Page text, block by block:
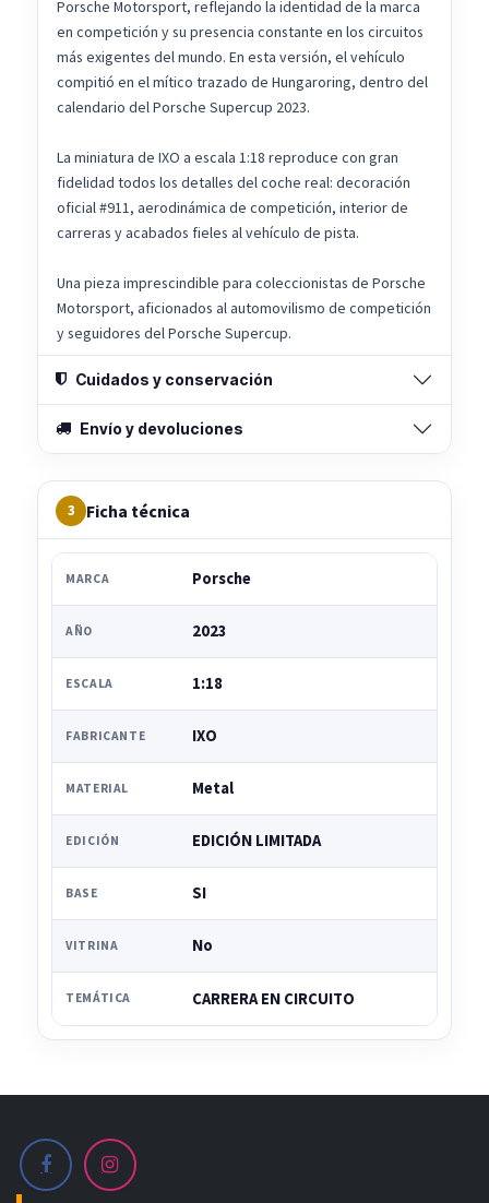
Porsche Motorsport, reflejando la identidad de la marca
en competición y su presencia constante en los circuitos
más exigentes del mundo. En esta versión, el vehículo
compitió en el mítico trazado de Hungaroring, dentro del
calendario del Porsche Supercup 2023.
La miniatura de IXO a escala 1:18 reproduce con gran
fidelidad todos los detalles del coche real: decoración
oficial #911, aerodinámica de competición, interior de
carreras y acabados fieles al vehículo de pista.
Una pieza imprescindible para coleccionistas de Porsche
Motorsport, aficionados al automovilismo de competición
y seguidores del Porsche Supercup.
Cuidados y conservación
Envío y devoluciones
3 Ficha técnica
MARCA Porsche
AÑO 2023
ESCALA 1:18
FABRICANTE IXO
MATERIAL Metal
EDICIÓN EDICIÓN LIMITADA
BASE SI
VITRINA No
TEMÁTICA CARRERA EN CIRCUITO